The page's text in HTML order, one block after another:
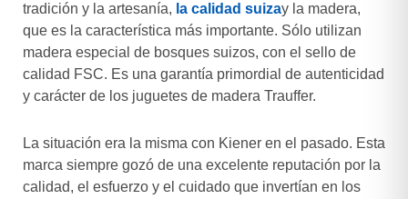
tradición y la artesanía, la calidad suizay la madera,
que es la característica más importante. Sólo utilizan
madera especial de bosques suizos, con el sello de
calidad FSC. Es una garantía primordial de autenticidad
y carácter de los juguetes de madera Trauffer.
La situación era la misma con Kiener en el pasado. Esta
marca siempre gozó de una excelente reputación por la
calidad, el esfuerzo y el cuidado que invertían en los